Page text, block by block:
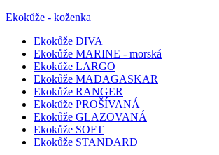
Ekokůže - koženka
Ekokůže DIVA
Ekokůže MARINE - morská
Ekokůže LARGO
Ekokůže MADAGASKAR
Ekokůže RANGER
Ekokůže PROŠÍVANÁ
Ekokůže GLAZOVANÁ
Ekokůže SOFT
Ekokůže STANDARD